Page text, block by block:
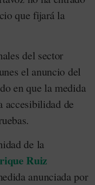
que fijará la
del sector
el anuncio del
en que la medida
accesibilidad de
de la
Ruiz
anunciada por